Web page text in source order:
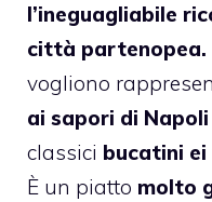
l’ineguagliabile
città partenopea.
vogliono
ai sapori di Napoli
classici bucatini ei
È un piatto molto